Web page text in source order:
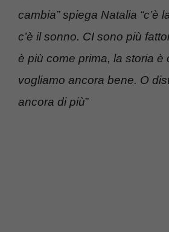
cambia” spiega Natalia “c’è
c’è il sonno. CI sono più
è più come prima, la storia è
vogliamo ancora bene. O
ancora di più”